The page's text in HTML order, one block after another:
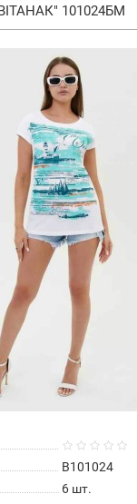
101024БМ
В101024
6 шт.